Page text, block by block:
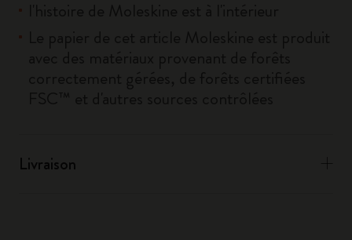
Livraison